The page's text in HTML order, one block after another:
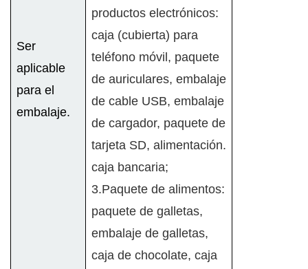
Ser
aplicable
para el
embalaje.
productos electrónicos:
caja (cubierta) para
teléfono móvil, paquete
de auriculares, embalaje
de cable USB, embalaje
de cargador, paquete de
tarjeta SD, alimentación.
caja bancaria;
3.Paquete de alimentos:
paquete de galletas,
embalaje de galletas,
caja de chocolate, caja